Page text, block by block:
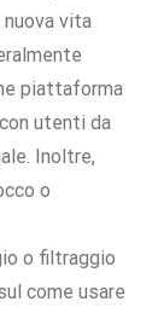
vita
piattaforma
utenti da
Inoltre,
o
o filtraggio
come usare